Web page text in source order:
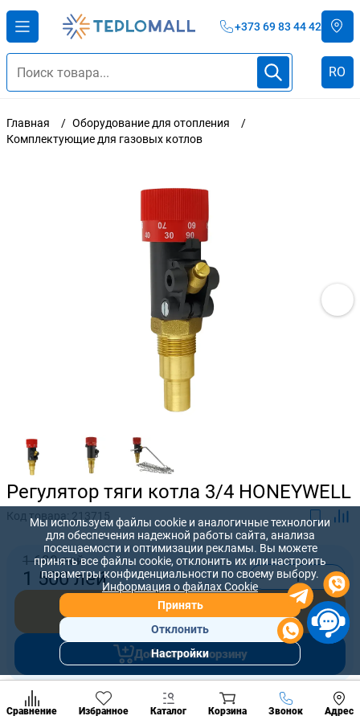
+373 69 83 44 42
RO
Главная
Оборудование для отопления
Комплектующие для газовых котлов
Регулятор тяги котла 3/4 HONEYWELL
Код товара: 213715
1 680 лей
1 500лей - +
Купить сейчас
Добавить в корзину
Предложите нам свою цену, которую вы готовы заплатить за
Сравнение Избранное Каталог Корзина Звонок Адрес
Позвонить
разделы
Мы используем файлы cookie и аналогичные технологии
для обеспечения надежной работы сайта, анализа
посещаемости и оптимизации рекламы. Вы можете
принять все файлы cookie, отклонить их или настроить
параметры конфиденциальности по своему выбору.
Информация о файлах Cookie
Принять
Отклонить
Настройки